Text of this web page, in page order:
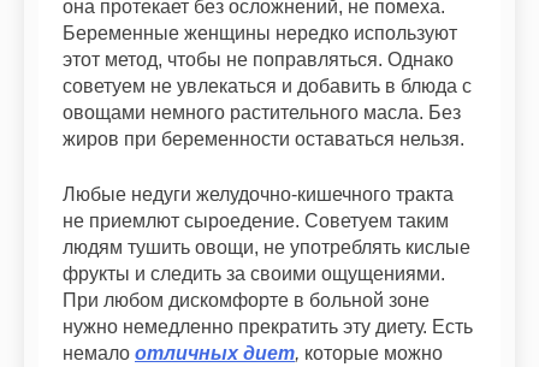
она протекает без осложнений, не помеха.
Беременные женщины нередко используют
этот метод, чтобы не поправляться. Однако
советуем не увлекаться и добавить в блюда с
овощами немного растительного масла. Без
жиров при беременности оставаться нельзя.
Любые недуги желудочно-кишечного тракта
не приемлют сыроедение. Советуем таким
людям тушить овощи, не употреблять кислые
фрукты и следить за своими ощущениями.
При любом дискомфорте в больной зоне
нужно немедленно прекратить эту диету. Есть
немало отличных диет, которые можно